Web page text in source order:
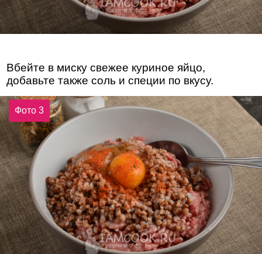
Вбейте в миску свежее куриное яйцо,
добавьте также соль и специи по вкусу.
Фото 3